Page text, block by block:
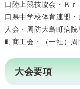
口陸上競技協会・Ｋ
口県中学校体育連盟
人会・周防大島町病
町商工会・（一社）
大会要項